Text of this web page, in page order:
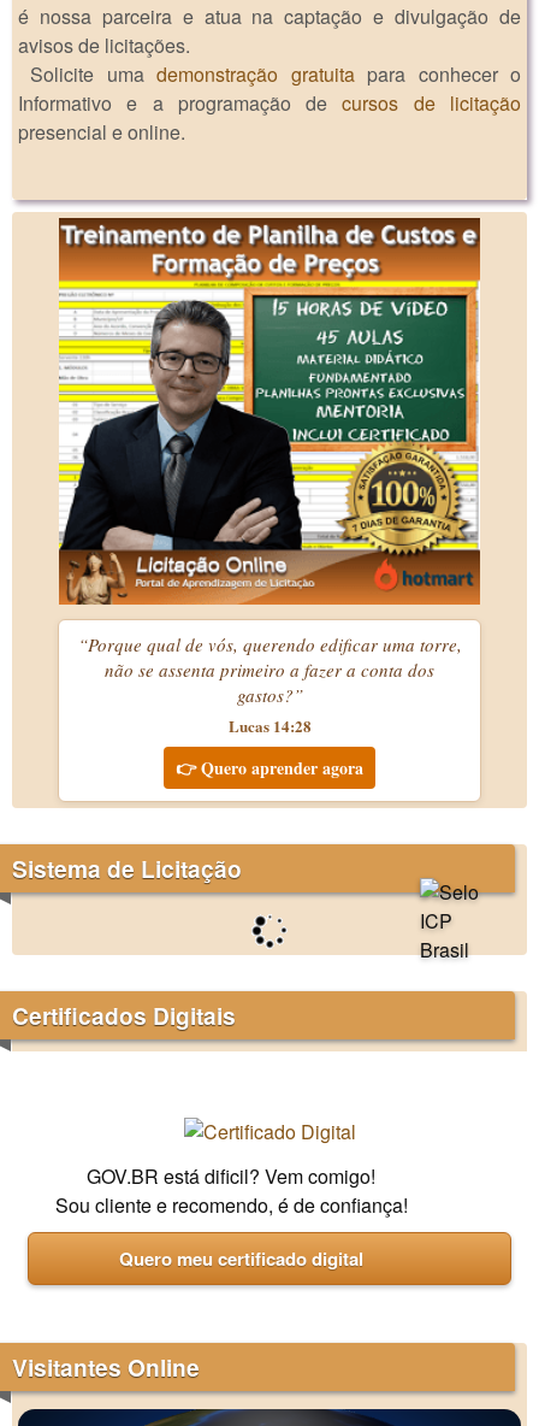
é nossa parceira e atua na captação e divulgação de
avisos de licitações.
Solicite umademonstração gratuitapara conhecer o
Informativo e a programação decursos de licitação
presencial e online.
“Porque qual de vós, querendo edificar uma torre,
não se assenta primeiro a fazer a conta dos
gastos?”
Lucas 14:28
👉 Quero aprender agora
Sistema de Licitação
Certificados Digitais
GOV.BR está dificil? Vem comigo!
Sou cliente e recomendo, é de confiança!
Quero meu certificado digital
Visitantes Online